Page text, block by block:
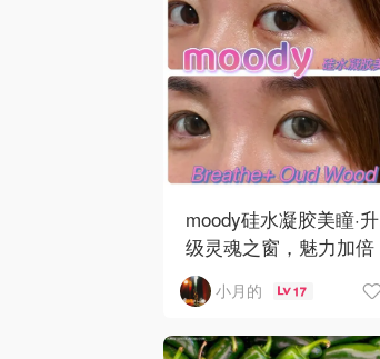
moody硅水凝胶美瞳·升
级灵魂之窗，魅力加倍
小月的 17